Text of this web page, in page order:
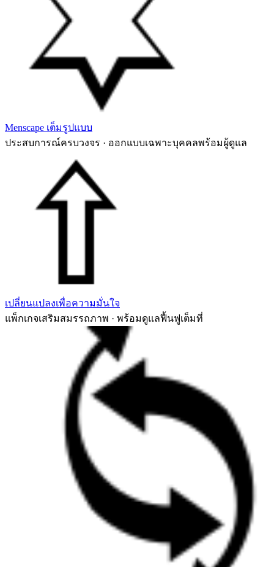
Menscape เต็มรูปแบบ
ประสบการณ์ครบวงจร · ออกแบบเฉพาะบุคคลพร้อมผู้ดูแล
เปลี่ยนแปลงเพื่อความมั่นใจ
แพ็กเกจเสริมสมรรถภาพ · พร้อมดูแลฟื้นฟูเต็มที่